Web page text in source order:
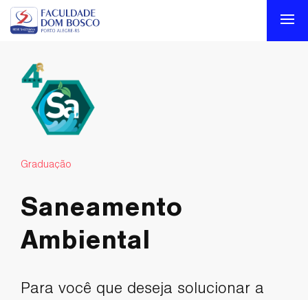
Graduação
Saneamento
Ambiental
Para você que deseja solucionar a